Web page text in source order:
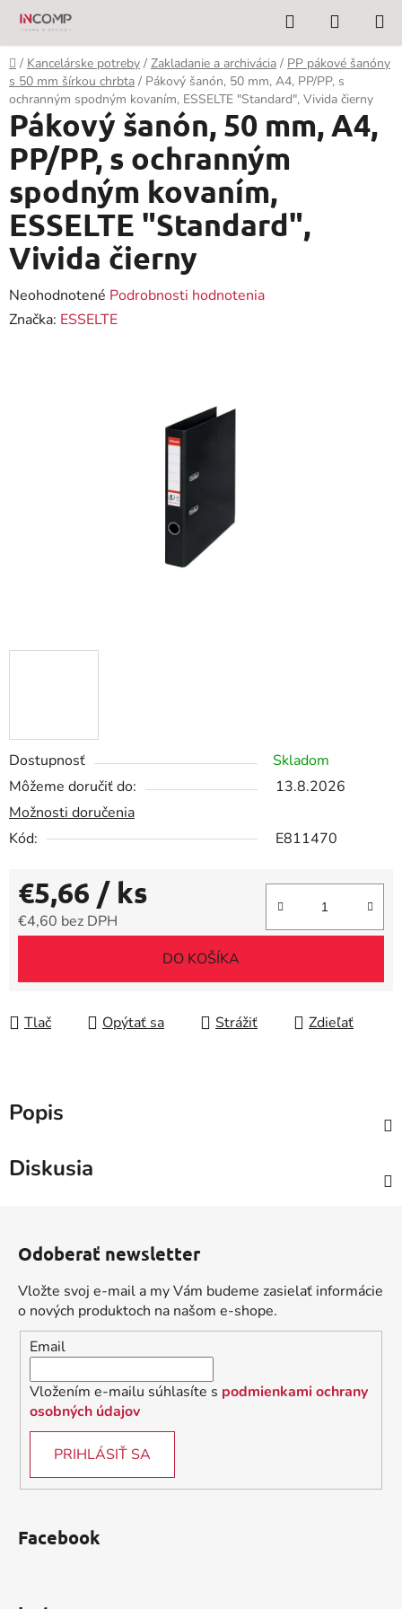
Prejsť
obsah
Hľadať
KOŠÍK
Domov
/ Kancelárske potreby / Zakladanie a archivácia / PP pákové šanóny
s 50 mm šírkou chrbta / Pákový šanón, 50 mm, A4, PP/PP, s
ochranným spodným kovaním, ESSELTE "Standard", Vivida čierny
Dostupnosť
Skladom
Môžeme doručiť do:
13.8.2026
Možnosti doručenia
Kód:
E811470
€5,66 / ks
€4,60 bez DPH
DO KOŠÍKA
Tlač Opýtať sa Strážiť Zdieľať
Pákový šanón, 50 mm, A4,
PP/PP, s ochranným
spodným kovaním,
ESSELTE "Standard",
Vivida čierny
Priemerné
hodnotenie
Neohodnotené Podrobnosti hodnotenia
Značka: ESSELTE
Popis
Diskusia
Odoberať newsletter
Vložte svoj e-mail a my Vám budeme zasielať informácie
o nových produktoch na našom e-shope.
Email
Vložením e-mailu súhlasíte s podmienkami ochrany
osobných údajov
PRIHLÁSIŤ SA
Facebook